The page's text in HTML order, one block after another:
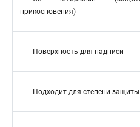
прикосновения)
Поверхность для надписи
Подходит для степени защиты